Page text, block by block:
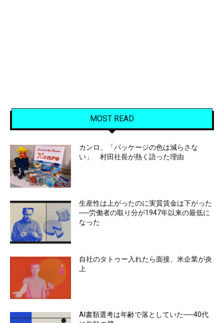
MOST READ
カンロ、「パッケージの色は減らさな
い」 村田社長が熱く語った理由
生産性は上がったのに実質賃金は下がった
──労働者の取り分が1947年以来の最低に
なった
自社のタトゥー入れたら面接、米企業が炎
上
AI書類選考は年齢で落としていた──40代